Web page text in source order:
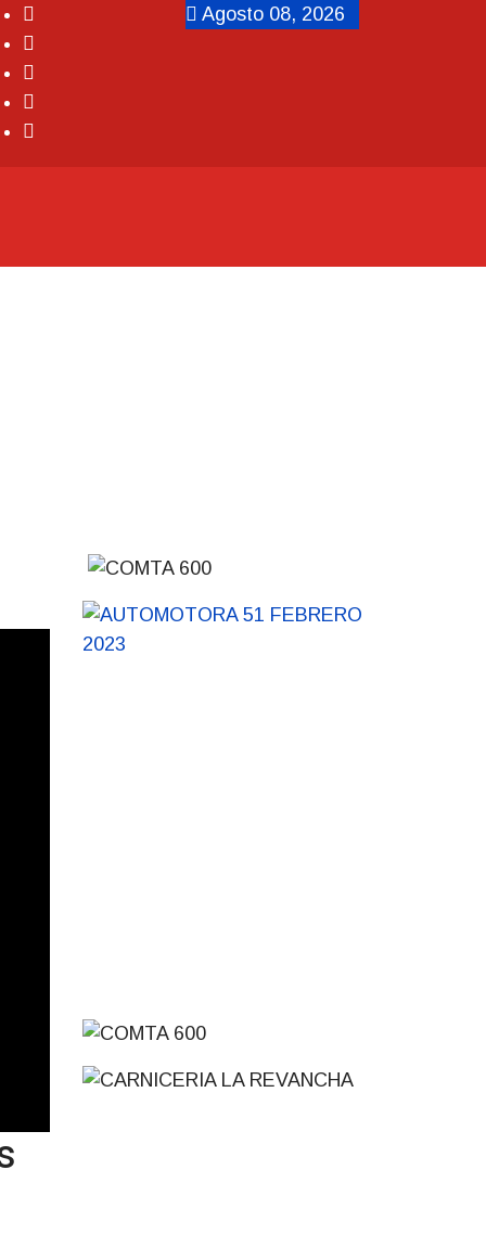
Agosto 08, 2026